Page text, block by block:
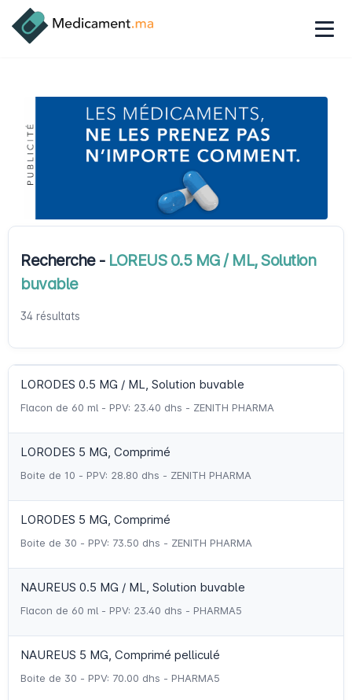
Recherche - LOREUS 0.5 MG / ML, Solution
buvable
34 résultats
LORODES 0.5 MG / ML, Solution buvable
Flacon de 60 ml - PPV: 23.40 dhs - ZENITH PHARMA
LORODES 5 MG, Comprimé
Boite de 10 - PPV: 28.80 dhs - ZENITH PHARMA
LORODES 5 MG, Comprimé
Boite de 30 - PPV: 73.50 dhs - ZENITH PHARMA
NAUREUS 0.5 MG / ML, Solution buvable
Flacon de 60 ml - PPV: 23.40 dhs - PHARMA5
NAUREUS 5 MG, Comprimé pelliculé
Boite de 30 - PPV: 70.00 dhs - PHARMA5